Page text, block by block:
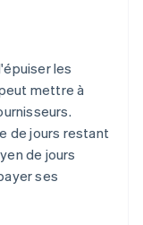
les
mettre à
de jours restant
de jours
ses